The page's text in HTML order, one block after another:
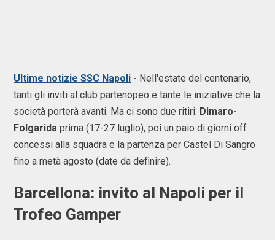
Ultime notizie SSC Napoli - Nell'estate del centenario,
tanti gli inviti al club partenopeo e tante le iniziative che la
società porterà avanti. Ma ci sono due ritiri: Dimaro-
Folgarida prima (17-27 luglio), poi un paio di giorni off
concessi alla squadra e la partenza per Castel Di Sangro
fino a metà agosto (date da definire).
Barcellona: invito al Napoli per il
Trofeo Gamper